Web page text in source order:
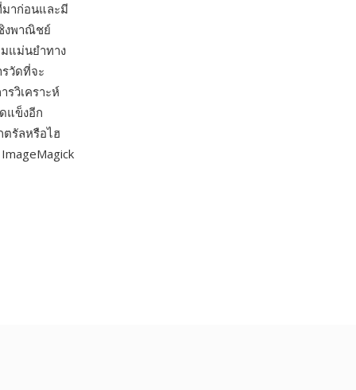
าก่อนและมี
งพาณิชย์
แม่นยำทาง
วัดที่จะ
วิเคราะห์
แข็งอีก
ตรัลหรือไฮ